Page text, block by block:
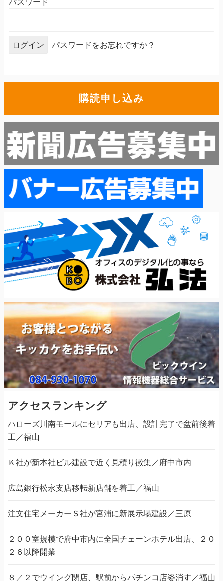
パスワードをお忘れですか？
購読申し込み
アクセスランキング
ハローズ川南モールにセリアも出店、設計完了で盆前後着
工／福山
Ｋ社が新本社ビル建設で近く見積り徴集／府中市内
広島銀行松永支店移転新店舗を着工／福山
注文住宅メーカーＳ社が宮浦に新展示場建設／三原
２００室規模で府中市内に全国チェーンホテル出店、２０
２６以降開業
８／２でウイング閉店、駅前からパチンコ店姿消す／福山